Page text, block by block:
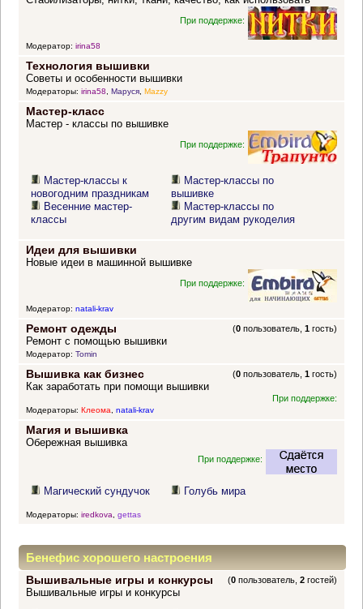
При поддержке:
Модератор: irina58
Технология вышивки
Советы и особенности вышивки
Модераторы: irina58, Маруся, Mazzy
Мастер-класс
Мастер - классы по вышивке
При поддержке:
Мастер-классы к
новогодним праздникам
Весенние мастер-
классы
Мастер-классы по
вышивке
Мастер-классы по
другим видам рукоделия
Идеи для вышивки
Новые идеи в машинной вышивке
При поддержке:
Модератор: natali-krav
Ремонт одежды (0 пользователь,1 гость)
Ремонт с помощью вышивки
Модератор: Tomin
Вышивка как бизнес (0 пользователь,1 гость)
Как заработать при помощи вышивки
При поддержке:
Модераторы: Клеома, natali-krav
Магия и вышивка
Обережная вышивка
При поддержке:
Магический сундучок Голубь мира
Модераторы: iredkova gettas
Бенефис хорошего настроения
Вышивальные игры и конкурсы (0 пользователь,2 гостей)
Вышивальные игры и конкурсы